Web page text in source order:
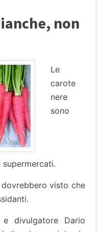
non
Le
carote
nere
sono
visto che
divulgatore Dario